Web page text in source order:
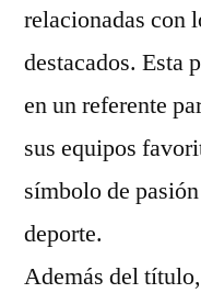
relacionadas con
destacados. Esta
en un referente
sus equipos
símbolo de
deporte.
Además del